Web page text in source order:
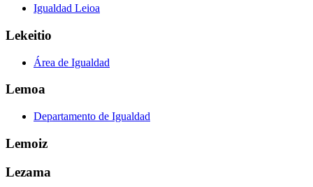
Igualdad Leioa
Lekeitio
Área de Igualdad
Lemoa
Departamento de Igualdad
Lemoiz
Lezama